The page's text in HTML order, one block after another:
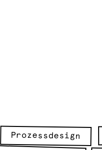
Prozessdesign